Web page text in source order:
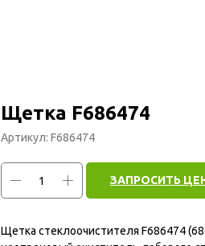
Щетка F686474
Артикул: F686474
ЗАПРОСИТЬ
Щетка стеклоочистителя F686474